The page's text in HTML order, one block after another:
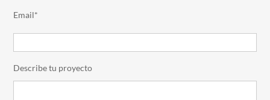
Email*
Describe tu proyecto